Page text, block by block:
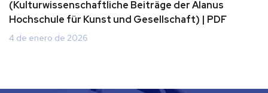
(Kulturwissenschaftliche Beiträge der Alanus
Hochschule für Kunst und Gesellschaft) | PDF
4 de enero de 2026